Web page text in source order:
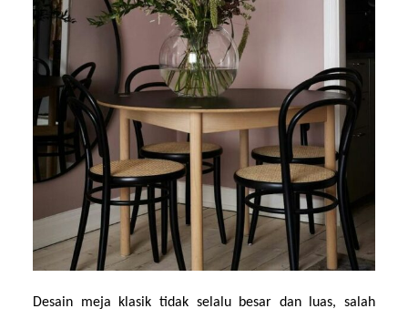
Desain meja klasik tidak selalu besar dan luas, salah